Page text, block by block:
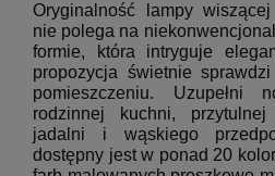
Oryginalność lampy
nie polega na
formie, która intryguje
propozycja świetnie
pomieszczeniu. Uzupełni
rodzinnej kuchni, przytulnej
jadalni i wąskiego
dostępny jest w ponad 20